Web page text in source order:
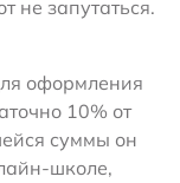
не запутаться.
оформления
10% от
суммы он
школе,